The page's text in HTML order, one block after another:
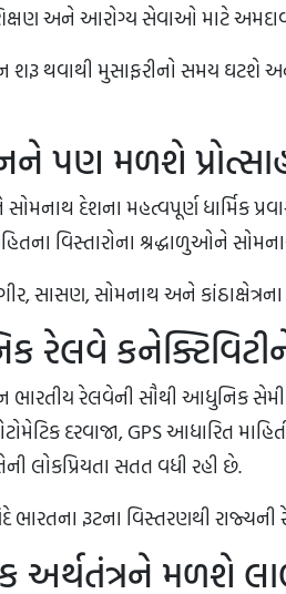
અને આરોગ્ય સેવાઓ માટે
શરૂ થવાથી મુસાફરીનો સમય
પણ મળશે
દેશના મહત્વપૂર્ણ ધાર્મિક
વિસ્તારોના શ્રદ્ધાળુઓને
સાસણ, સોમનાથ અને
રેલવે
ભારતીય રેલવેની સૌથી આધુનિક
દરવાજા, GPS આધારિત
લોકપ્રિયતા સતત વધી રહી છે.
ભારતના રૂટના વિસ્તરણથી
અર્થતંત્રને મળશે